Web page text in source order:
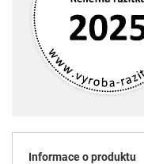
Informace o produktu